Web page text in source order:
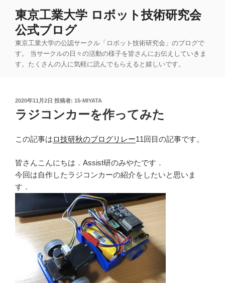
東京工業大学 ロボット技術研究会
公式ブログ
東京工業大学の公認サークル「ロボット技術研究会」のブログで
す。 当サークルの日々の活動の様子を皆さんにお伝えしていきま
す。たくさんの人に気軽に読んでもらえると嬉しいです。
投
稿
日:
2020年11月2日 投稿者: 15-MIYATA
ラジコンカーを作ってみた
この記事はロ技研秋のブログリレー11回目の記事です。
皆さんこんにちは．Assist研のみやたです．
今回は自作したラジコンカーの紹介をしたいと思いま
す．